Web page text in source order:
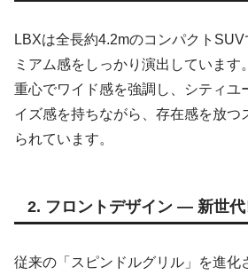
LBXは全長約4.2mのコンパクト
ミアム感をしっかり演出しています
重心でワイド感を強調し、シティユ
イズ感を持ちながら、存在感を放つ
られています。
2. フロントデザイン ― 新世
従来の「スピンドルグリル」を進化